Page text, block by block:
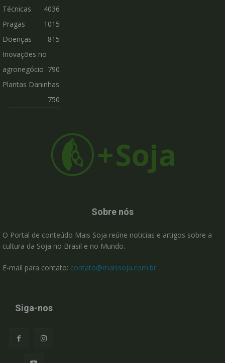
Técnicas
4036
Pragas
1015
Doenças
815
Inovações no
agronegócio 790
Plantas Daninhas
750
Sobre nós
O Portal de conteúdo Mais Soja reúne noticias e artigos sobre a
cultura da Soja no Brasil e no Mundo.
E-mail para contato: contato@maissoja.com.br
Siga-nos